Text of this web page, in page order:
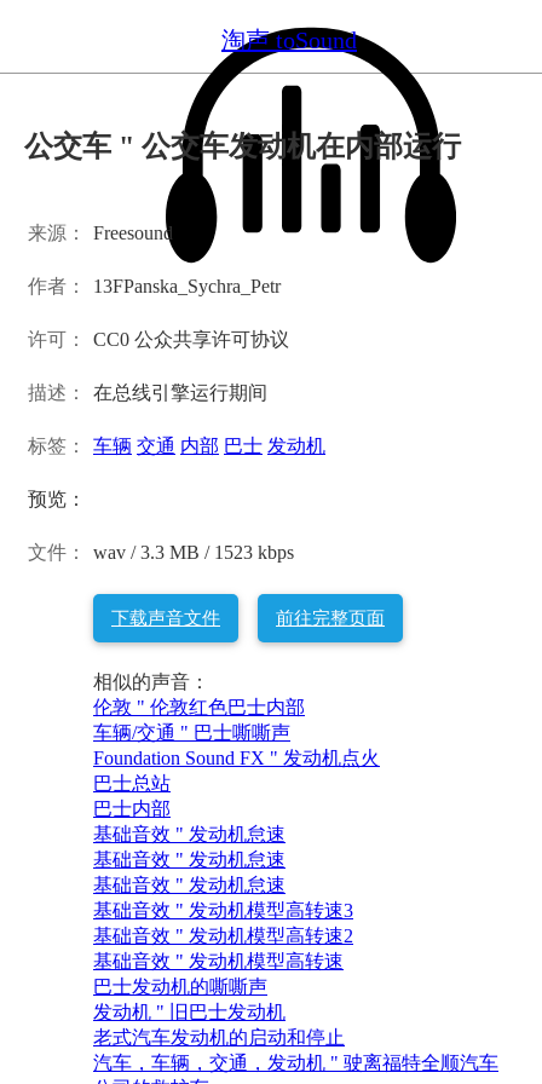
淘声 toSound
公交车 " 公交车发动机在内部运行
来源： Freesound
作者： 13FPanska_Sychra_Petr
许可： CC0 公众共享许可协议
描述： 在总线引擎运行期间
标签： 车辆 交通 内部 巴士 发动机
预览：
文件： wav / 3.3 MB / 1523 kbps
下载声音文件 前往完整页面
相似的声音：
伦敦 " 伦敦红色巴士内部
车辆/交通 " 巴士嘶嘶声
Foundation Sound FX " 发动机点火
巴士总站
巴士内部
基础音效 " 发动机怠速
基础音效 " 发动机怠速
基础音效 " 发动机怠速
基础音效 " 发动机模型高转速3
基础音效 " 发动机模型高转速2
基础音效 " 发动机模型高转速
巴士发动机的嘶嘶声
发动机 " 旧巴士发动机
老式汽车发动机的启动和停止
汽车，车辆，交通，发动机 " 驶离福特全顺汽车